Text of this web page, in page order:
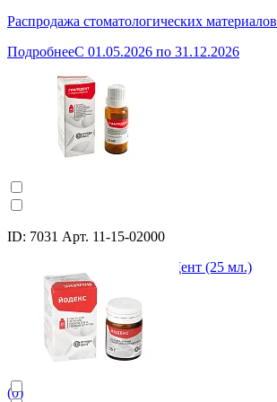
Распродажа стоматологических материалов
ПодробнееC 01.05.2026 по 31.12.2026
ID: 7031 Арт. 11-15-02000
Гиалудент раствор, Омега-Дент (25 мл.)
(0)